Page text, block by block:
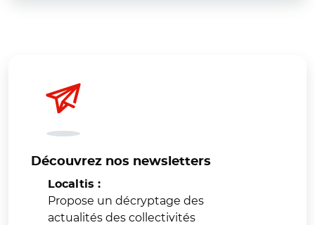
Découvrez nos newsletters
Localtis :
Propose un décryptage des
actualités des collectivités